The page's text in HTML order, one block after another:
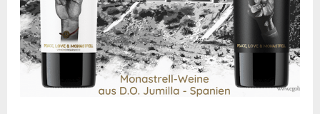
aus
Jumilla